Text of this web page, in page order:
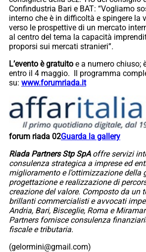
Confindustria Bari e BAT: “Vogliamo
interno che è in difficoltà e spingere la
verso le prospettive di un mercato
al centro del tema la capacità
proporsi sui mercati stranieri”.
L’evento è gratuito e a numero chiuso;
entro il 4 maggio. Il programma
su: www.forumriada.it
forum riada 02Guarda la gallery
Riada Partners Stp SpA offre servizi
consulenza strategica a imprese ed
miglioramento e l’ottimizzazione della
progettazione e realizzazione di
creazione del valore. Composto da un
brillanti commercialisti e avvocati
Andria, Bari, Bisceglie, Roma e
Partners fornisce consulenza
fiscale e tributaria.
(gelormini@gmail.com)